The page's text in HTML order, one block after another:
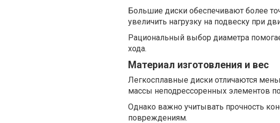
Большие диски обеспечивают более
увеличить нагрузку на подвеску при
Рациональный выбор диаметра
хода.
Материал изготовления и вес
Легкосплавные диски отличаются
массы неподрессоренных элементов
Однако важно учитывать прочность
повреждениям.